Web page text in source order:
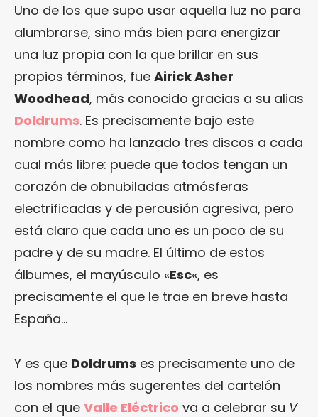
Uno de los que supo usar aquella luz no para
alumbrarse, sino más bien para energizar
una luz propia con la que brillar en sus
propios términos, fue Airick Asher
Woodhead, más conocido gracias a su alias
Doldrums. Es precisamente bajo este
nombre como ha lanzado tres discos a cada
cual más libre: puede que todos tengan un
corazón de obnubiladas atmósferas
electrificadas y de percusión agresiva, pero
está claro que cada uno es un poco de su
padre y de su madre. El último de estos
álbumes, el mayúsculo «Esc«, es
precisamente el que le trae en breve hasta
España…
Y es que Doldrums es precisamente uno de
los nombres más sugerentes del cartelón
con el que Valle Eléctrico va a celebrar su V